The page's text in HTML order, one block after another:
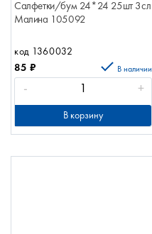
Салфетки/бум 24*24 25шт 3сл
Малина 105092
код 1360032
85 ₽ В наличии
- +
В корзину